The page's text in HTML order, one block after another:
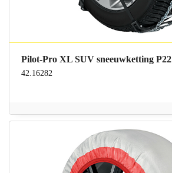
Pilot-Pro XL SUV sneeuwketting P22
42.16282